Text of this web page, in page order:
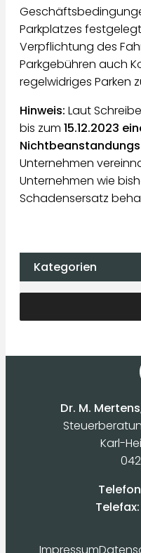
Parkplatzes
Verpflichtung des
Parkgebühren auch
regelwidriges Parken
Hinweis: Laut
bis zum 15.12.2023
Unternehmen
Unternehmen wie
Schadensersatz
Kategorien
Dr. M.
Karl-
Telefax: